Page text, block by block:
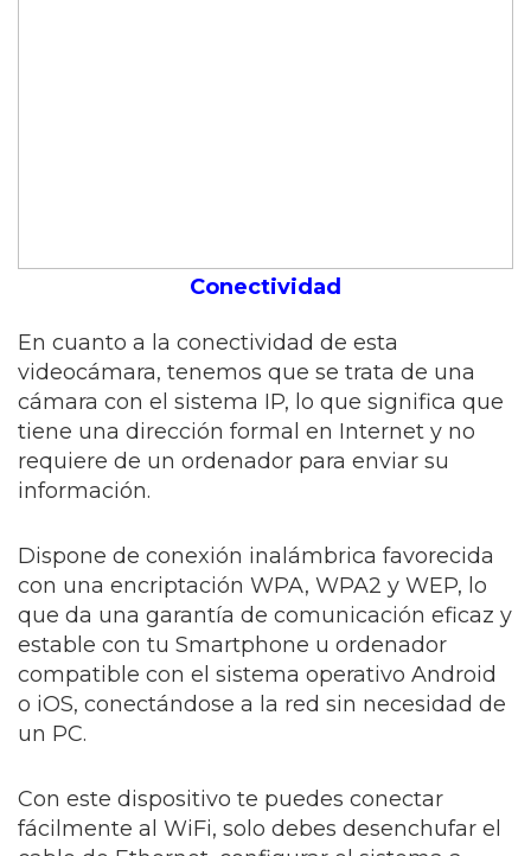
Conectividad
En cuanto a la conectividad de esta
videocámara, tenemos que se trata de una
cámara con el sistema IP, lo que significa que
tiene una dirección formal en Internet y no
requiere de un ordenador para enviar su
información.
Dispone de conexión inalámbrica favorecida
con una encriptación WPA, WPA2 y WEP, lo
que da una garantía de comunicación eficaz y
estable con tu Smartphone u ordenador
compatible con el sistema operativo Android
o iOS, conectándose a la red sin necesidad de
un PC.
Con este dispositivo te puedes conectar
fácilmente al WiFi, solo debes desenchufar el